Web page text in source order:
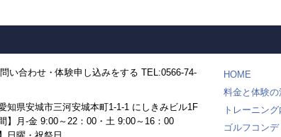
知県安城市三河安城本町1-1-1 にしきみビル1F
】月-金 9:00～22：00・土 9:00～16：00
HOME
料金と体験の
トレーニング
ゴルフコン